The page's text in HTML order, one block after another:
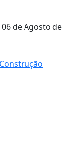
06 de Agosto de